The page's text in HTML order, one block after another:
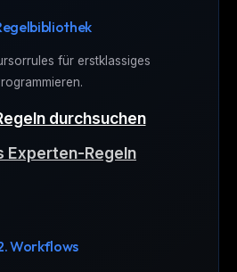
für erstklassiges
durchsuchen
Experten-Regeln
Workflows